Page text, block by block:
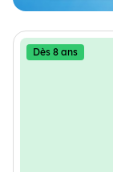
Dès 8 ans